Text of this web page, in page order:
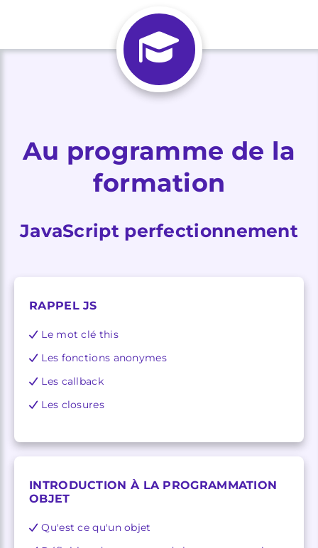
Au programme de la
formation
JavaScript perfectionnement
RAPPEL JS
Le mot clé this
Les fonctions anonymes
Les callback
Les closures
INTRODUCTION À LA PROGRAMMATION
OBJET
Qu'est ce qu'un objet